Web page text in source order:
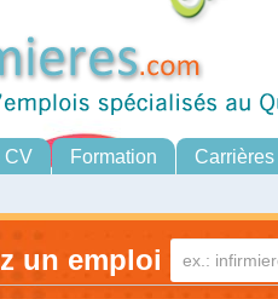
CV Formation Carrières
un emploi